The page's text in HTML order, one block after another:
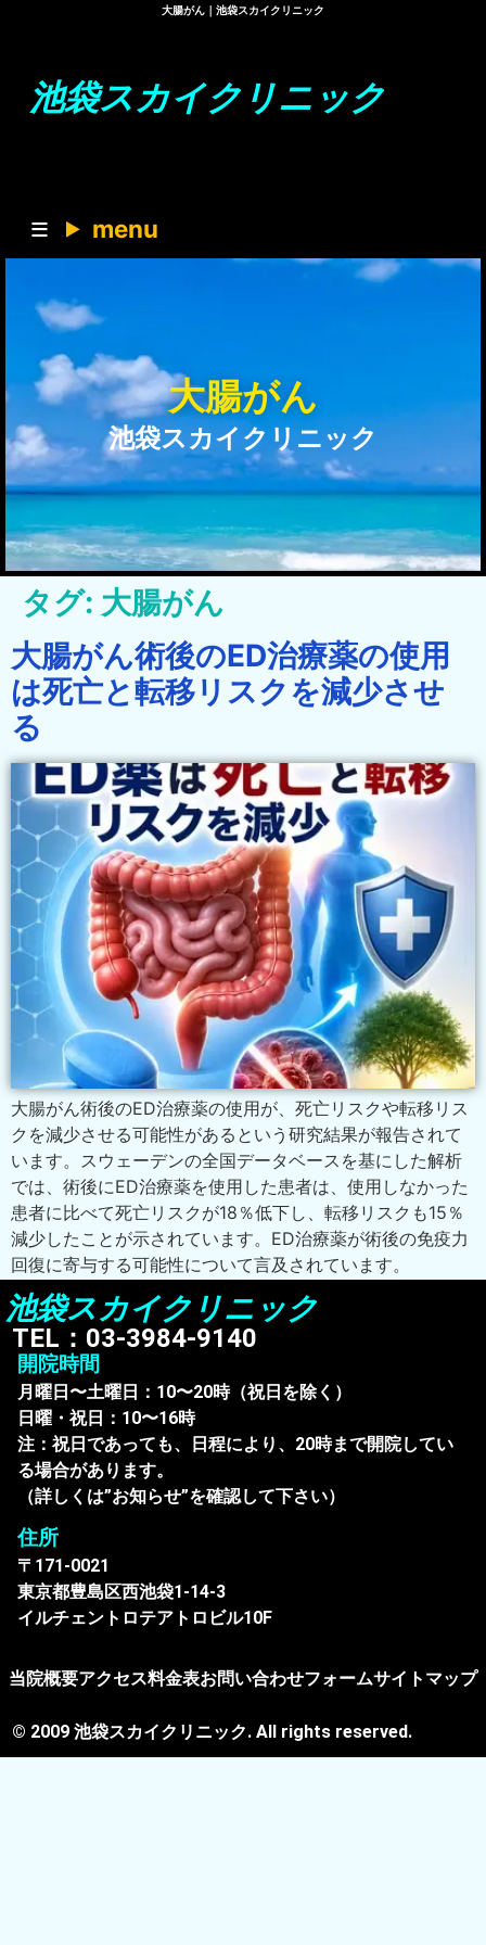
大腸がん｜池袋スカイクリニック
池袋スカイクリニック
menu
大腸がん
池袋スカイクリニック
タグ: 大腸がん
大腸がん術後のED治療薬の使用
は死亡と転移リスクを減少させ
る
大腸がん術後のED治療薬の使用が、死亡リスクや転移リス
クを減少させる可能性があるという研究結果が報告されて
います。スウェーデンの全国データベースを基にした解析
では、術後にED治療薬を使用した患者は、使用しなかった
患者に比べて死亡リスクが18％低下し、転移リスクも15％
減少したことが示されています。ED治療薬が術後の免疫力
回復に寄与する可能性について言及されています。
池袋スカイクリニック
TEL：03-3984-9140
開院時間
月曜日〜土曜日：10〜20時（祝日を除く）
日曜・祝日：10〜16時
注：祝日であっても、日程により、20時まで開院してい
る場合があります。
（詳しくは”お知らせ”を確認して下さい）
住所
〒171-0021
東京都豊島区西池袋1-14-3
イルチェントロテアトロビル10F
当院概要アクセス料金表お問い合わせフォームサイトマップ
© 2009 池袋スカイクリニック. All rights reserved.